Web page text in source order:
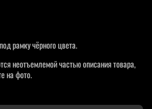
рамку чёрного цвета.
неотъемлемой частью описания товара,
на фото.